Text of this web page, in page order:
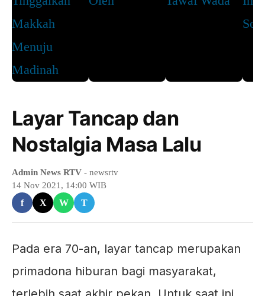
Layar Tancap dan
Nostalgia Masa Lalu
Admin News RTV - newsrtv
14 Nov 2021, 14:00 WIB
f X W T
Pada era 70-an, layar tancap merupakan
primadona hiburan bagi masyarakat,